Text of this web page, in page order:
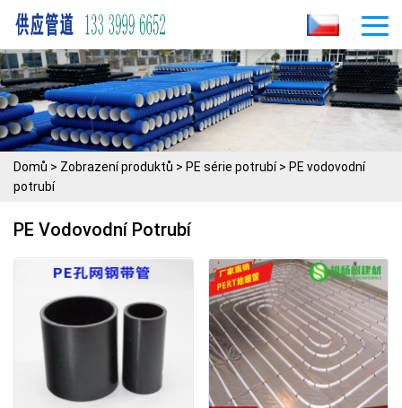
Domů > Zobrazení produktů > PE série potrubí> PE vodovodní
potrubí
PE Vodovodní Potrubí